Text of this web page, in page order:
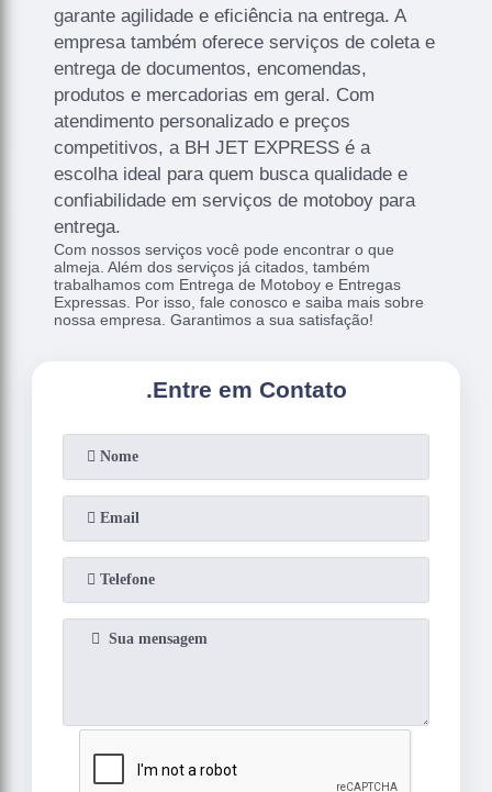
garante agilidade e eficiência na entrega. A
empresa também oferece serviços de coleta e
entrega de documentos, encomendas,
produtos e mercadorias em geral. Com
atendimento personalizado e preços
competitivos, a BH JET EXPRESS é a
escolha ideal para quem busca qualidade e
confiabilidade em serviços de motoboy para
entrega.
Com nossos serviços você pode encontrar o que
almeja. Além dos serviços já citados, também
trabalhamos com Entrega de Motoboy e Entregas
Expressas. Por isso, fale conosco e saiba mais sobre
nossa empresa. Garantimos a sua satisfação!
.Entre em Contato